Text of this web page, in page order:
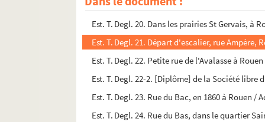
Est. T. Degl. 19. Rue des Petites Eaux à Rouen
Est. T. Degl. 20. Dans les prairies St Gervais, à
Est. T. Degl. 21. Départ d'escalier, rue Ampère,
Est. T. Degl. 22. Petite rue de l'Avalasse à
Est. T. Degl. 22-2. [Diplôme] de la Société
Est. T. Degl. 23. Rue du Bac, en 1860 à Rouen /
Est. T. Degl. 24. Rue du Bas, dans le quartier